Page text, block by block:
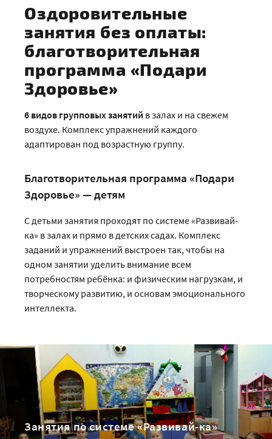
Оздоровительные
занятия без оплаты:
благотворительная
программа «Подари
Здоровье»
6 видов групповых занятий в залах и на свежем
воздухе. Комплекс упражнений каждого
адаптирован под возрастную группу.
Благотворительная программа «Подари
Здоровье» — детям
С детьми занятия проходят по системе «Развивай-
ка» в залах и прямо в детских садах. Комплекс
заданий и упражнений выстроен так, чтобы на
одном занятии уделить внимание всем
потребностям ребёнка: и физическим нагрузкам, и
творческому развитию, и основам эмоционального
интеллекта.
Занятия по системе «Развивай-ка»